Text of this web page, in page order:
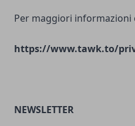
Per maggiori informazioni
https://www.tawk.to/
NEWSLETTER